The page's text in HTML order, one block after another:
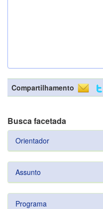
Compartilhamento
Busca facetada
Orientador
Assunto
Programa